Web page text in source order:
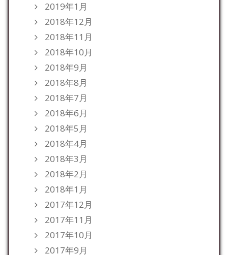
2019年1月
2018年12月
2018年11月
2018年10月
2018年9月
2018年8月
2018年7月
2018年6月
2018年5月
2018年4月
2018年3月
2018年2月
2018年1月
2017年12月
2017年11月
2017年10月
2017年9月